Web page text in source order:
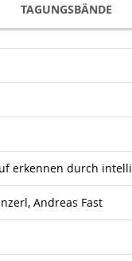
TAGUNGSBÄNDE
erkennen durch
Andreas Fast